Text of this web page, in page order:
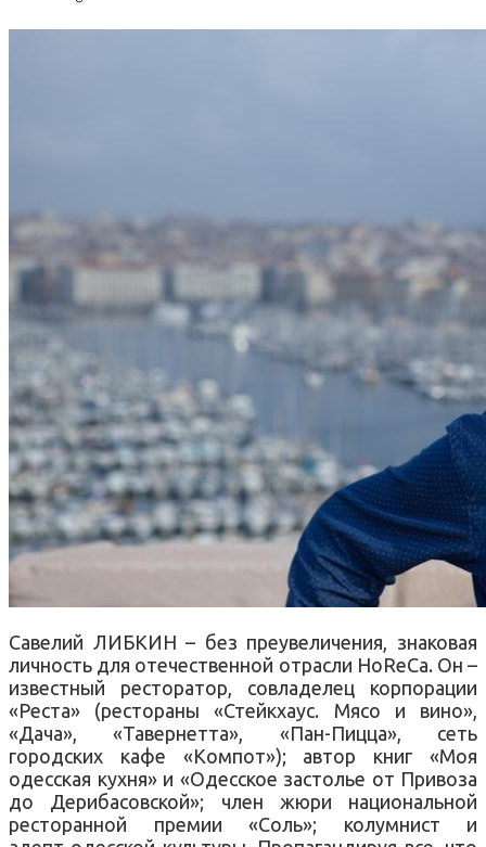
Савелий ЛИБКИН – без преувеличения, знаковая
личность для отечественной отрасли HoReCa. Он –
известный ресторатор, совладелец корпорации
«Реста» (рестораны «Стейкхаус. Мясо и вино»,
«Дача», «Тавернетта», «Пан-Пицца», сеть
городских кафе «Компот»); автор книг «Моя
одесская кухня» и «Одесское застолье от Привоза
до Дерибасовской»; член жюри национальной
ресторанной премии «Соль»; колумнист и